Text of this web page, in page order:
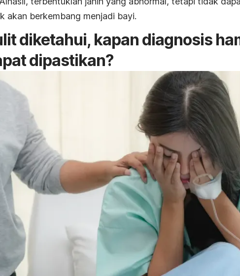
akan berkembang menjadi bayi.
diketahui, kapan diagnosis
dipastikan?